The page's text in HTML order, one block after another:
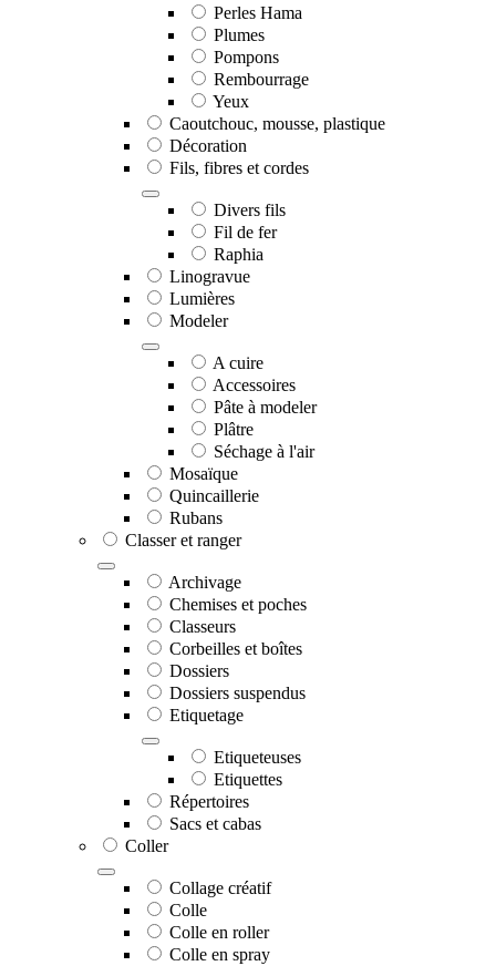
Perles Hama
Plumes
Pompons
Rembourrage
Yeux
Caoutchouc, mousse, plastique
Décoration
Fils, fibres et cordes
Divers fils
Fil de fer
Raphia
Linogravue
Lumières
Modeler
A cuire
Accessoires
Pâte à modeler
Plâtre
Séchage à l'air
Mosaïque
Quincaillerie
Rubans
Classer et ranger
Archivage
Chemises et poches
Classeurs
Corbeilles et boîtes
Dossiers
Dossiers suspendus
Etiquetage
Etiqueteuses
Etiquettes
Répertoires
Sacs et cabas
Coller
Collage créatif
Colle
Colle en roller
Colle en spray